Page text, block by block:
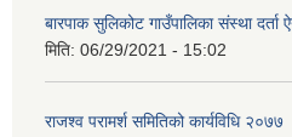
बारपाक सुलिकोट गाउँपालिका संस्था दर्ता
मिति: 06/29/2021 - 15:02
राजश्व परामर्श समितिको कार्यविधि २०७७